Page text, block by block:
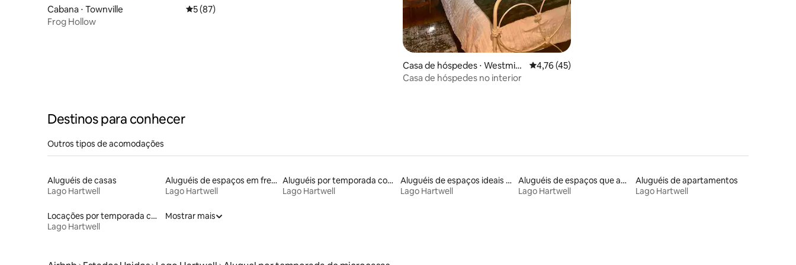
Cabana ⋅ Townville 5 de uma avaliação média de 5, 87 avaliações
5 (87)
Frog Hollow
Casa de hóspedes ⋅ Westmins
ter
4,76 de uma avaliação média de 5, 45 avaliações
4,76 (45)
Casa de hóspedes no interior
Destinos para conhecer
Outros tipos de acomodações
Aluguéis de casas
Lago Hartwell
Aluguéis de espaços em frente à praia
Lago Hartwell
Aluguéis por temporada com café da manhã
Lago Hartwell
Aluguéis de espaços ideais para famílias
Lago Hartwell
Aluguéis de espaços que aceitam animais de estimação
Lago Hartwell
Aluguéis de apartamentos
Lago Hartwell
Locações por temporada com piscina
Lago Hartwell
Mostrar mais